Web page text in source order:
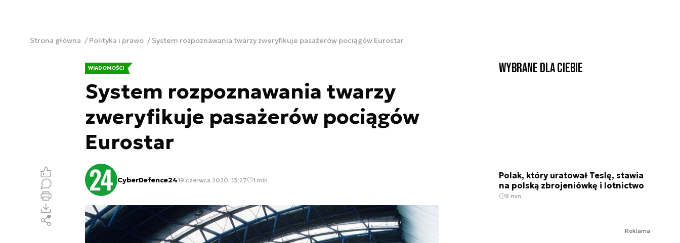
Strona główna Polityka i prawo System rozpoznawania twarzy zweryfikuje pasażerów pociągów Eurostar
WIADOMOŚCI
System rozpoznawania twarzy
zweryfikuje pasażerów pociągów
Eurostar
CyberDefence2419 czerwca 2020, 13:27 1 min.
Wybrane dla Ciebie
Polak, który uratował Teslę, stawia
na polską zbrojeniówkę i lotnictwo
9 min.
Reklama